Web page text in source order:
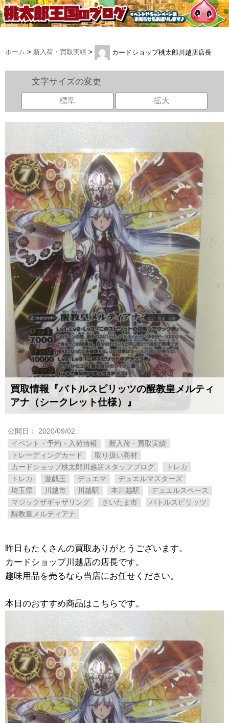
ホーム > 新入荷・買取実績 > カードショップ桃太郎川越店店長
文字サイズの変更
標準 拡大
買取情報『バトルスピリッツの醒教皇メルティ
アナ（シークレット仕様）』
公開日： 2020/09/02 :
イベント・予約・入荷情報
新入荷・買取実績
トレーディングカード
取り扱い商材
カードショップ桃太郎川越店スタッフブログ
トレカ
トレカ
遊戯王 デュエマ
デュエルマスターズ
埼玉県
川越市 川越駅 本川越駅
デュエルスペース
マジックザギャザリング
さいたま市
バトルスピリッツ
醒教皇メルティアナ
昨日もたくさんの買取ありがとうございます。
カードショップ川越店の店長です。
趣味用品を売るなら当店にお任せください。
本日のおすすめ商品はこちらです。